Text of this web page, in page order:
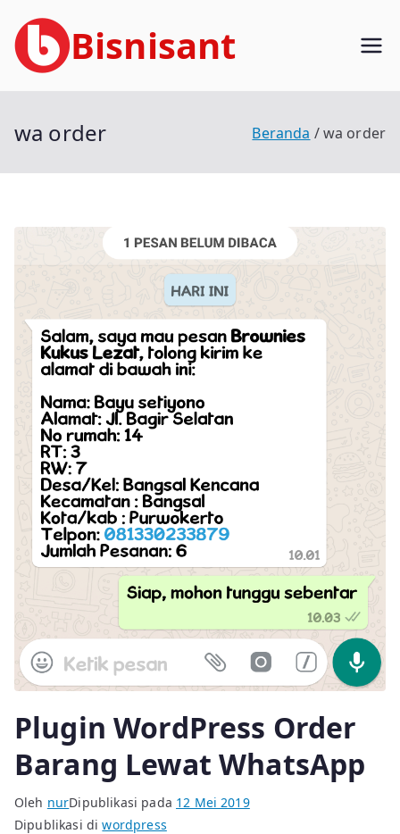
ke
konten
Bisnisant
wa order Beranda wa order
Plugin WordPress Order
Barang Lewat WhatsApp
Oleh nurDipublikasi pada 12 Mei 2019
Dipublikasi diwordpress